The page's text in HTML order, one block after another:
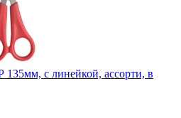
с линейкой, ассорти, в